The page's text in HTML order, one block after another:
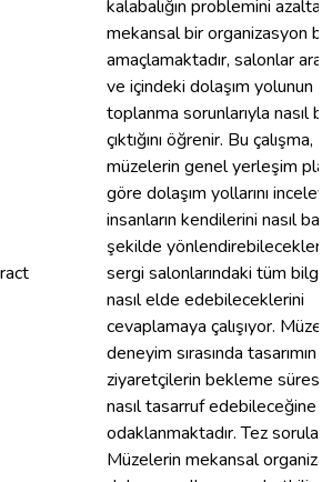
kalabalığın problemini azaltan
mekansal bir organizasyon
amaçlamaktadır, salonlar
ve içindeki dolaşım yolunun
toplanma sorunlarıyla nasıl
çıktığını öğrenir. Bu çalışma,
müzelerin genel yerleşim
göre dolaşım yollarını
insanların kendilerini nasıl
şekilde
sergi salonlarındaki tüm
nasıl elde edebileceklerini
cevaplamaya çalışıyor. Müze
deneyim sırasında tasarımın
ziyaretçilerin bekleme
nasıl tasarruf edebileceğine
odaklanmaktadır. Tez soruları:
Müzelerin mekansal